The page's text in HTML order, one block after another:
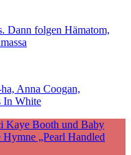
Dann folgen Hämatom,
Anna Coogan,
In White
Kaye Booth und Baby
„Pearl Handled